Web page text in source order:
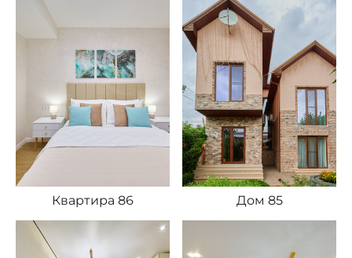
Квартира 86 Дом 85